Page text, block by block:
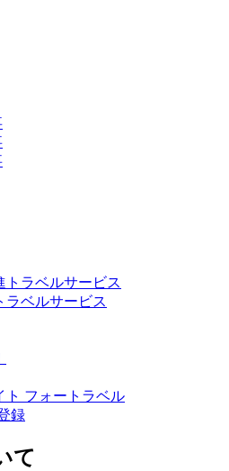
ラベルサービス
ト フォートラベル
録
て